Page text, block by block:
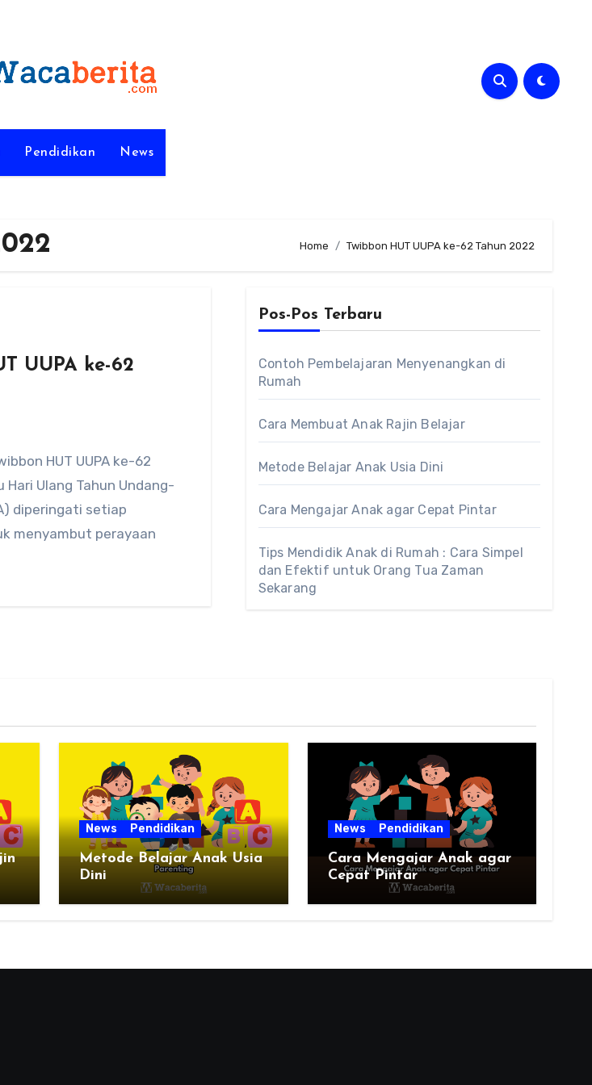
Pendidikan News
Home Twibbon HUT UUPA ke-62 Tahun 2022
UUPA ke-62
HUT UUPA ke-62
Hari Ulang Tahun Undang-
diperingati setiap
menyambut perayaan
Pos-Pos Terbaru
Contoh Pembelajaran Menyenangkan di
Rumah
Cara Membuat Anak Rajin Belajar
Metode Belajar Anak Usia Dini
Cara Mengajar Anak agar Cepat Pintar
Tips Mendidik Anak di Rumah : Cara Simpel
dan Efektif untuk Orang Tua Zaman
Sekarang
News Pendidikan
Metode Belajar Anak Usia
Dini
News Pendidikan
Cara Mengajar Anak agar
Cepat Pintar